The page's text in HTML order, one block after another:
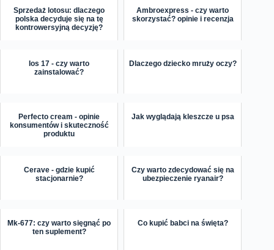
Sprzedaż lotosu: dlaczego
polska decyduje się na tę
kontrowersyjną decyzję?
Ambroexpress - czy warto
skorzystać? opinie i recenzja
Ios 17 - czy warto
zainstalować?
Dlaczego dziecko mruży oczy?
Perfecto cream - opinie
konsumentów i skuteczność
produktu
Jak wyglądają kleszcze u psa
Cerave - gdzie kupić
stacjonarnie?
Czy warto zdecydować się na
ubezpieczenie ryanair?
Mk-677: czy warto sięgnąć po
ten suplement?
Co kupić babci na święta?